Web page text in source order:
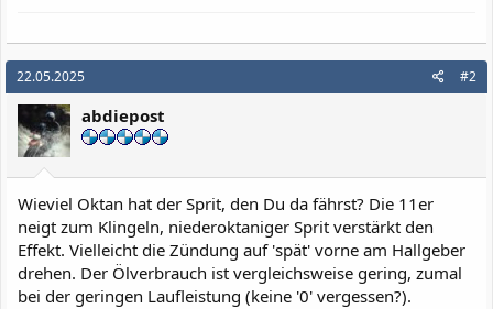
22.05.2025 #2
abdiepost
Wieviel Oktan hat der Sprit, den Du da fährst? Die 11er
neigt zum Klingeln, niederoktaniger Sprit verstärkt den
Effekt. Vielleicht die Zündung auf 'spät' vorne am Hallgeber
drehen. Der Ölverbrauch ist vergleichsweise gering, zumal
bei der geringen Laufleistung (keine '0' vergessen?).